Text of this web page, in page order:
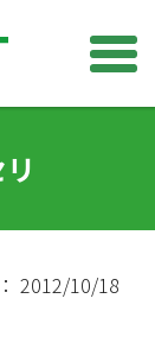
2012/10/18